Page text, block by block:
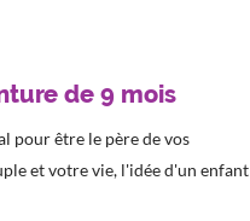
de 9 mois
pour être le père de vos
et votre vie, l'idée d'un enfant